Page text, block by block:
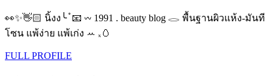
👀✨👋🏻 นิ้งง╰ ֯ 📧 𖥦 1991 . beauty blog 𓂋 พื้นฐานผิวแห้ง-มันที
โซน แพ้ง่าย แพ้เก่ง ꕀ ₓ🥚
FULL PROFILE